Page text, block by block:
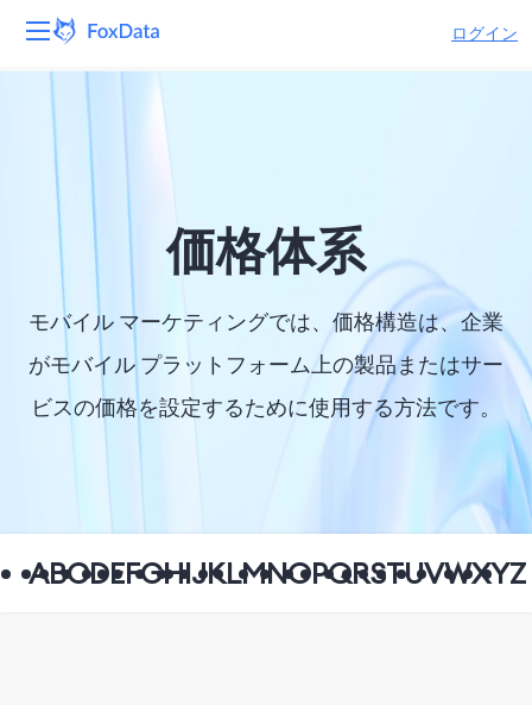
ログイン
プラットフォーム
ソリューション
リソース
会社
価格体系
モバイル マーケティングでは、価格構造は、企業
がモバイル プラットフォーム上の製品またはサー
ビスの価格を設定するために使用する方法です。
ABCDEFGHIJKLMNOPQRSTUVWXYZ